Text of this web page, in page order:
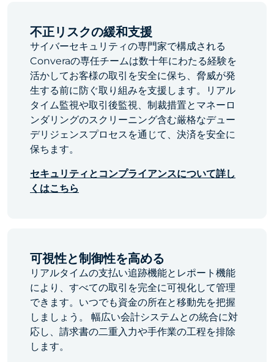
不正リスクの緩和支援
サイバーセキュリティの専門家で構成される
Converaの専任チームは数十年にわたる経験を
活かしてお客様の取引を安全に保ち、脅威が発
生する前に防ぐ取り組みを支援します。リアル
タイム監視や取引後監視、制裁措置とマネーロ
ンダリングのスクリーニング含む厳格なデュー
デリジェンスプロセスを通じて、決済を安全に
保ちます。
セキュリティとコンプライアンスについて詳し
くはこちら
可視性と制御性を高める
リアルタイムの支払い追跡機能とレポート機能
により、すべての取引を完全に可視化して管理
できます。いつでも資金の所在と移動先を把握
しましょう。 幅広い会計システムとの統合に対
応し、請求書の二重入力や手作業の工程を排除
します。